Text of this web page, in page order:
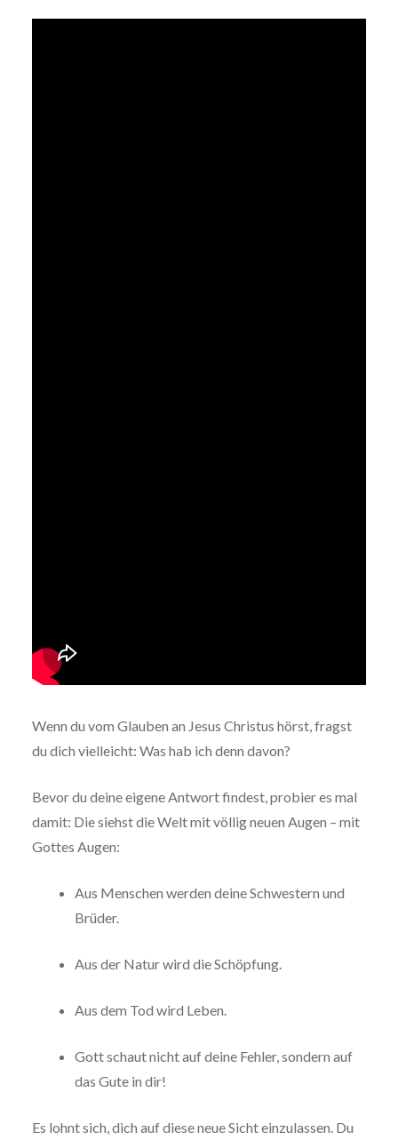
Wenn du vom Glauben an Jesus Christus hörst, fragst
du dich vielleicht: Was hab ich denn davon?
Bevor du deine eigene Antwort findest, probier es mal
damit: Die siehst die Welt mit völlig neuen Augen – mit
Gottes Augen:
Aus Menschen werden deine Schwestern und
Brüder.
Aus der Natur wird die Schöpfung.
Aus dem Tod wird Leben.
Gott schaut nicht auf deine Fehler, sondern auf
das Gute in dir!
Es lohnt sich, dich auf diese neue Sicht einzulassen. Du